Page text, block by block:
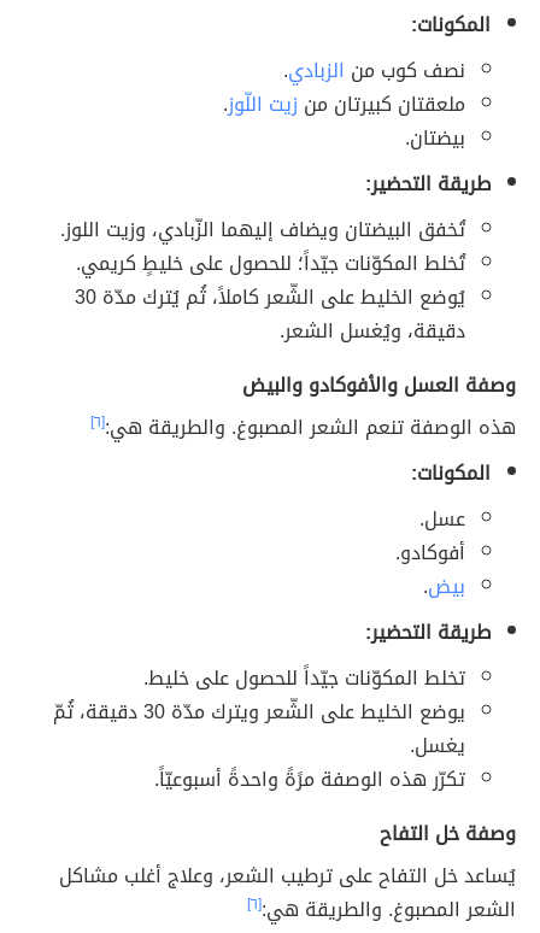
المكونات:
نصف كوب من الزبادي.
ملعقتان كبيرتان من زيت اللّوز.
بيضتان.
طريقة التحضير:
تُخفق البيضتان ويضاف إليهما الزّبادي، وزيت اللوز.
تُخلط المكوّنات جيّداً؛ للحصول على خليطٍ كريمي.
يُوضع الخليط على الشّعر كاملاً، ثُم يُترك مدّة 30
دقيقة، ويُغسل الشعر.
وصفة العسل والأفوكادو والبيض
هذه الوصفة تنعم الشعر المصبوغ. والطريقة هي:[٦]
المكونات:
عسل.
أفوكادو.
بيض.
طريقة التحضير:
تخلط المكوّنات جيّداً للحصول على خليط.
يوضع الخليط على الشّعر ويترك مدّة 30 دقيقة، ثُمّ
يغسل.
تكرّر هذه الوصفة مرًةً واحدةً أسبوعيّاً.
وصفة خل التفاح
يُساعد خل التفاح على ترطيب الشعر، وعلاج أغلب مشاكل
الشعر المصبوغ. والطريقة هي:[٦]